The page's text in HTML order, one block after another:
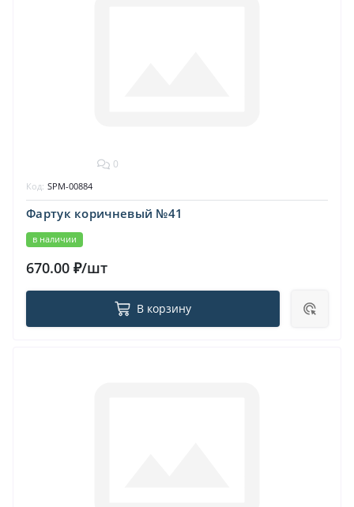
0
Фартук коричневый №41
в наличии
Код: SPM-00884
670.00 ₽/шт
В корзину